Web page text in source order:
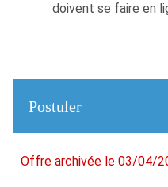
doivent se faire en
Postuler
Offre archivée le 03/04/